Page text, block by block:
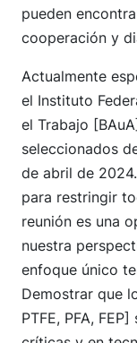
pueden
cooperación y
Actualmente
el Instituto
el Trabajo
seleccionados
de abril de
para restringir
reunión es una
nuestra
enfoque único
Demostrar que
PTFE, PFA,